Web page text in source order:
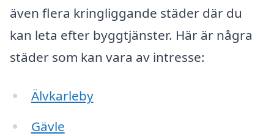
även flera kringliggande städer där du
kan leta efter byggtjänster. Här är några
städer som kan vara av intresse:
Älvkarleby
Gävle